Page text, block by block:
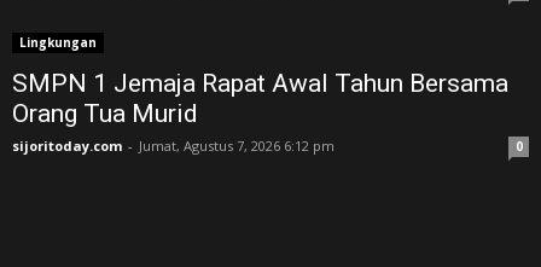
Lingkungan
SMPN 1 Jemaja Rapat Awal Tahun Bersama
Orang Tua Murid ‎
sijoritoday.com - Jumat, Agustus 7, 2026 6:12 pm 0